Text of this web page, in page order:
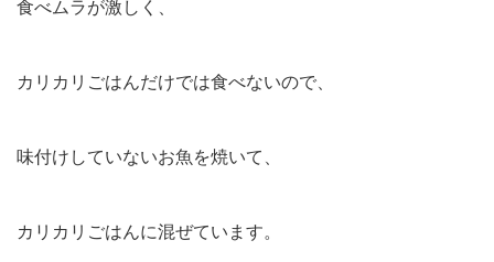
食べムラが激しく、
カリカリごはんだけでは食べないので、
味付けしていないお魚を焼いて、
カリカリごはんに混ぜています。